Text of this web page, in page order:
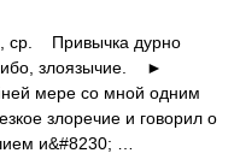
Привычка дурно
злоязычие. ►
мере со мной одним
злоречие и говорил о
и&#8230; …